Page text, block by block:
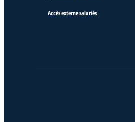
Accès externe salariés